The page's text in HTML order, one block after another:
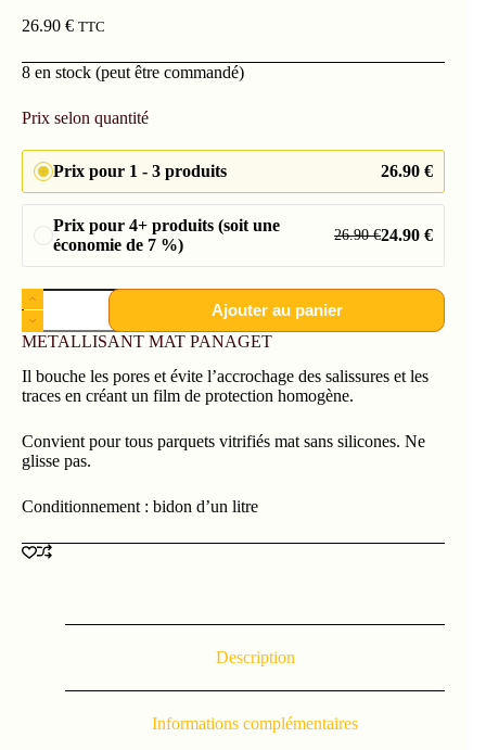
26.90 € TTC
8 en stock (peut être commandé)
Prix selon quantité
Prix pour 1 - 3 produits 26.90€
Prix pour 4+ produits (soit une
économie de 7 %)
26.90€24.90€
Ajouter au panier
METALLISANT MAT PANAGET
Il bouche les pores et évite l’accrochage des salissures et les
traces en créant un film de protection homogène.
Convient pour tous parquets vitrifiés mat sans silicones. Ne
glisse pas.
Conditionnement : bidon d’un litre
Description
Informations complémentaires